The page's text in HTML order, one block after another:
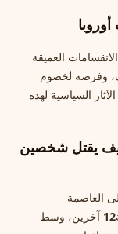
العميقة
وفرصة لخصوم
السياسية لهذه
يقتل شخصين
العاصمة
12 آخرين، وسط